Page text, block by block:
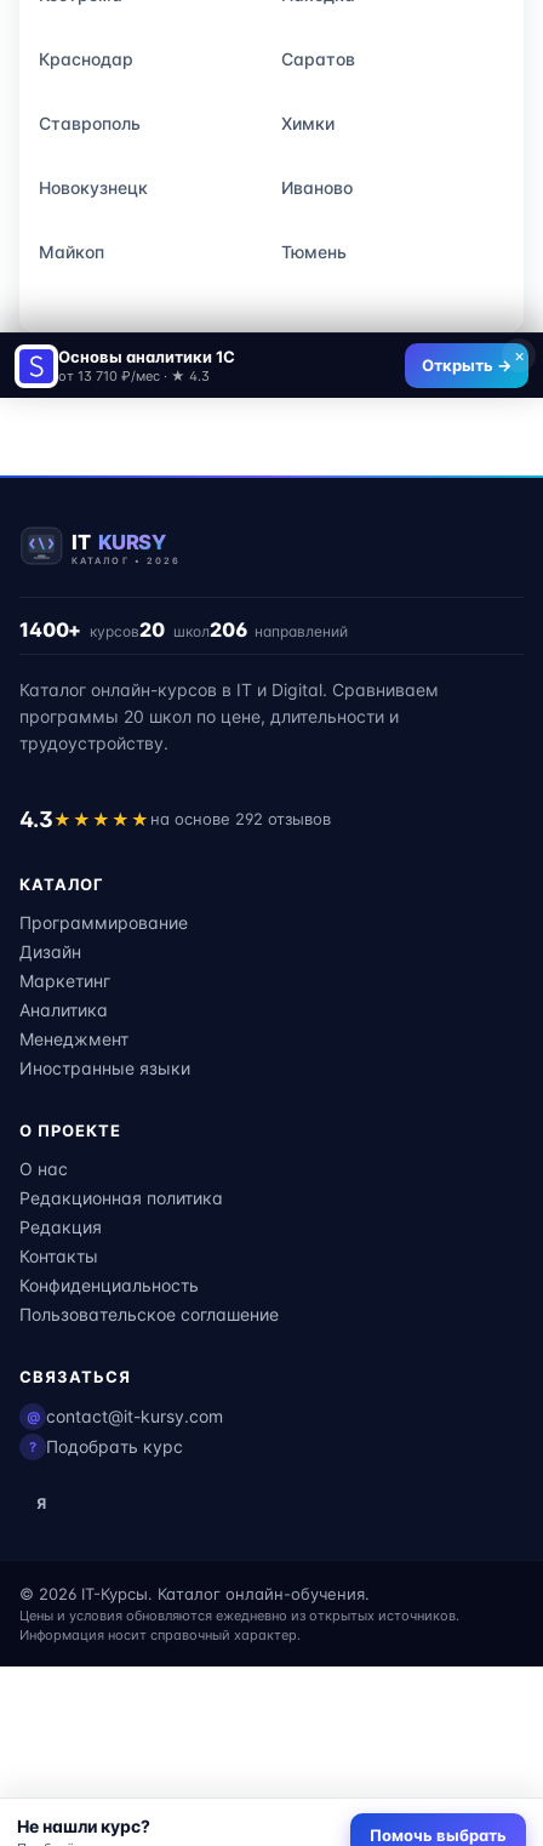
Краснодар Саратов
Ставрополь Химки
Новокузнецк Иваново
Майкоп Тюмень
Основы аналитики 1C
от 13 710 ₽/мес · ★ 4.3
Открыть → ×
1400+ курсов20 школ206 направлений
Каталог онлайн-курсов в IT и Digital. Сравниваем
программы 20 школ по цене, длительности и
трудоустройству.
4.3★★★★★ на основе 292 отзывов
КАТАЛОГ
Программирование
Дизайн
Маркетинг
Аналитика
Менеджмент
Иностранные языки
О ПРОЕКТЕ
О нас
Редакционная политика
Редакция
Контакты
Конфиденциальность
Пользовательское соглашение
СВЯЗАТЬСЯ
@ contact@it-kursy.com
? Подобрать курс
Я
© 2026 IT-Курсы. Каталог онлайн-обучения.
Цены и условия обновляются ежедневно из открытых источников.
Информация носит справочный характер.
Не нашли курс? Помочь выбрать